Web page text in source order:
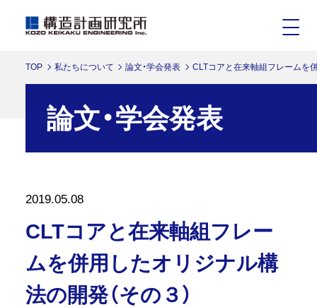
TOP 私たちについて 論文・学会発表 CLTコアと在来軸組フレームを
論文・学会発表
2019.05.08
CLTコアと在来軸組フレー
ムを併用したオリジナル構
法の開発（その３）